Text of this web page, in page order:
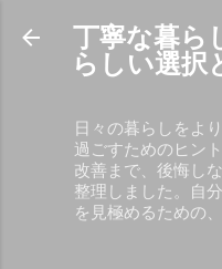
スキップして
丁寧な暮ら
らしい選択
日々の暮らしをよ
過ごすためのヒン
改善まで、後悔し
整理しました。自
を見極めるための